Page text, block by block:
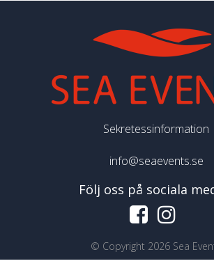
Sekretessinformation
info@seaevents.se
Följ oss på sociala
© Copyright 2026 Sea